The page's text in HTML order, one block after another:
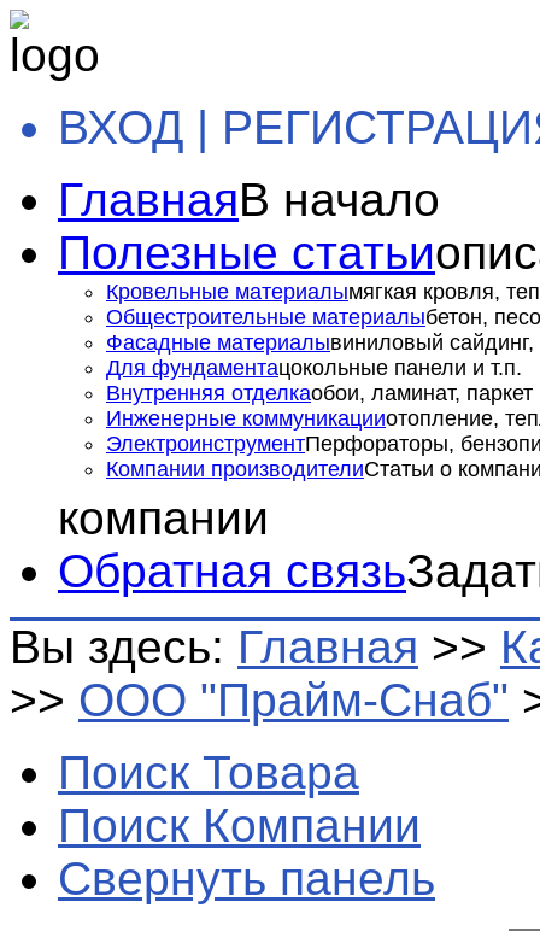
ВХОД |
ГлавнаяВ начало
Полезные статьи
Кровельные материалымягкая кровля,
Общестроительные материалыбетон,
Фасадные материалывиниловый сайдинг,
Для фундаментацокольные панели и т.п.
Внутренняя отделкаобои, ламинат, паркет
Инженерные коммуникацииотопление,
ЭлектроинструментПерфораторы,
Компании производителиСтатьи о
компании
Обратная связь
Вы здесь: Главная >>
>> ООО "Прайм-Снаб"
Поиск Товара
Поиск Компании
Свернуть панель